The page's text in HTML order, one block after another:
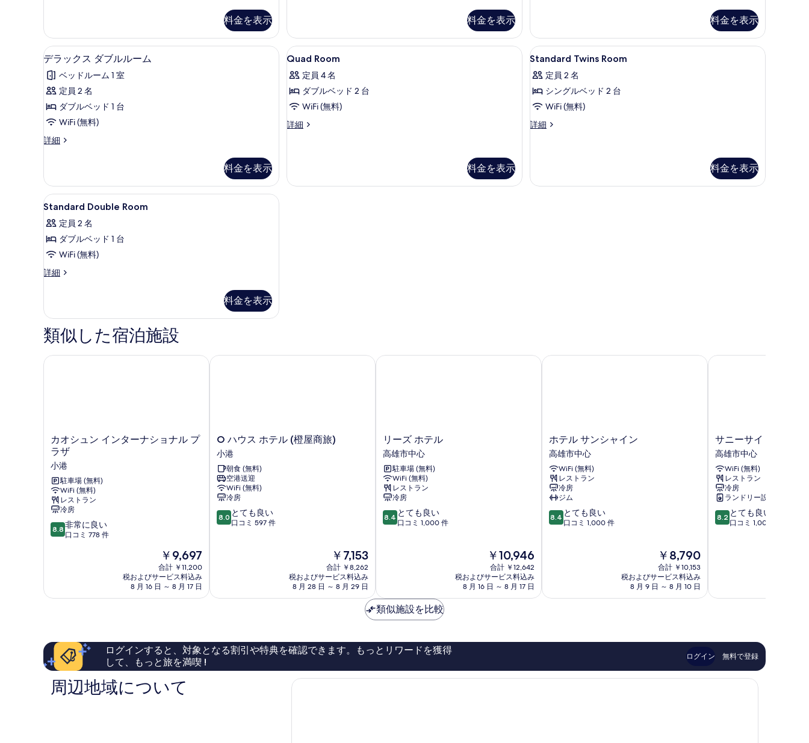
る
べ
て
の
写
真
表
る
の
細
て
の
写
真
を
表
す
ー
ム
の
詳
細
料金を表示
す
べ
て
の
写
真
を
す
る
ク
ル
ー
(6-
person)
詳
細
料金を表示
ム
の
す
べ
て
写
表
リ
プ
ル
ー
ム
詳
細
料金を表示
デ
ラ
ッ
ク
ス
ブ
ル
ー
ム
の
す
べ
て
真
を
示
デラックス ダブルルーム | 羽毛の掛け布団、ミニバー、遮光カーテン、防音設備
1
デラックス ダブルルーム
ベッドルーム 1 室
定員 2 名
ダブルベッド 1 台
WiFi (無料)
詳細
デ
ス
ダ
ブ
ル
ー
の
詳
細
料金を表示
Quad
Room
の
す
べ
て
を
羽毛の掛け布団、ミニバー、遮光カーテン、防音設備
8
Quad Room
定員 4 名
ダブルベッド 2 台
WiFi (無料)
詳細
Quad
料金を表示
Standard
Twins
Room
の
す
べ
真
羽毛の掛け布団、ミニバー、遮光カーテン、
7
Standard Twins Room
定員 2 名
シングルベッド 2 台
WiFi (無料)
詳細
Standard
細
料金を表示
Standard
Double
Room
の
す
べ
写
真
を
表
羽毛の掛け布団、ミニバー、遮光カーテン、防音設備
7
Standard Double Room
定員 2 名
ダブルベッド 1 台
WiFi (無料)
詳細
Standard
詳
細
料金を表示
類似した宿泊施設
カ
オ
シ
ュ
ン
イ
ン
タ
ー
ナ
ラ
カオシュン インターナショナル プ
ラザ
小港
駐車場 (無料)
WiFi (無料)
レストラン
冷房
10
段
に
コ
778
件
の
8.8 非常に良い
口コミ 778 件
現
在
の
料
金
￥9,697
合計 ￥11,200
税およびサービス料込み
8 月 16 日 ～ 8 月 17 日
カオシュン インターナショナル プラザ
O
ハ
ウ
ス
ホ
テ
ル
(橙
屋
O ハウス ホテル (橙屋商旅)
小港
朝食 (無料)
空港送迎
WiFi (無料)
冷房
10
段
良
ミ
597
件
8.0 とても良い
口コミ 597 件
現
在
の
料
金
￥7,153
合計 ￥8,262
税およびサービス料込み
8 月 28 日 ～ 8 月 29 日
O ハウス ホテル (橙屋商旅)
リ
ー
ズ
ホ
テ
ル
高
雄
市
リーズ ホテル
高雄市中心
駐車場 (無料)
WiFi (無料)
レストラン
冷房
10
段
良
い、
口
ミ
1,000
件
8.4 とても良い
口コミ 1,000 件
現
在
の
料
金
￥10,946
合計 ￥12,642
税およびサービス料込み
8 月 16 日 ～ 8 月 17 日
リーズ ホテル
ホ
テ
ル
サ
ン
シ
ャ
イ
ン
ホテル サンシャイン
高雄市中心
WiFi (無料)
レストラン
冷房
ジム
10
段
良
ミ
件
8.4 とても良い
口コミ 1,000 件
現
在
の
料
金
￥8,790
合計 ￥10,153
税およびサービス料込み
8 月 9 日 ～ 8 月 10 日
ホテル サンシャイン
サ
ニ
ー
サ
イ
ド
ホ
テ
ル
サニーサイド ホテル
高雄市中心
WiFi (無料)
レストラン
冷房
ランドリー設備
10
段
良
ミ
1,000
件
8.2 とても良い
口コミ 1,000 件
サニーサイド ホテル
類似施設を比較
ログインすると、対象となる割引や特典を確認できます。もっとリワードを獲得
して、もっと旅を満喫 !
ログイン 無料で登録
周辺地域について